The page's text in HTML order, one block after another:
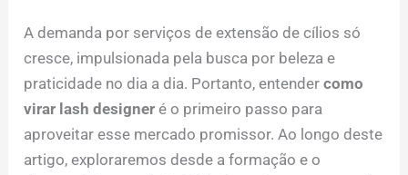
A demanda por serviços de extensão de cílios só
cresce, impulsionada pela busca por beleza e
praticidade no dia a dia. Portanto, entendercomo
virar lash designer é o primeiro passo para
aproveitar esse mercado promissor. Ao longo deste
artigo, exploraremos desde a formação e o